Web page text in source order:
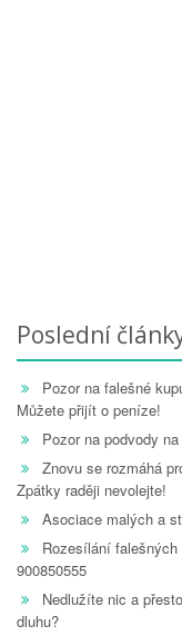
Poslední
Pozor na falešné
Můžete přijít o peníze!
Pozor na podvody
Znovu se rozmáhá
Zpátky raději nevolejte!
Asociace malých a
Rozesílání
900850555
Nedlužíte nic a
dluhu?